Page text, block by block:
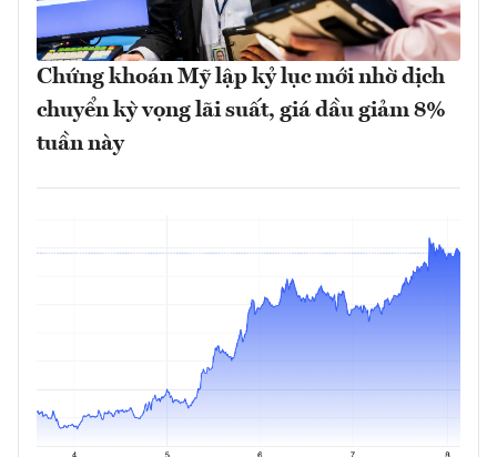
Chứng khoán Mỹ lập kỷ lục mới nhờ dịch
chuyển kỳ vọng lãi suất, giá dầu giảm 8%
tuần này